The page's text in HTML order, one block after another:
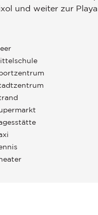
und weiter zur Playa
individuell zu